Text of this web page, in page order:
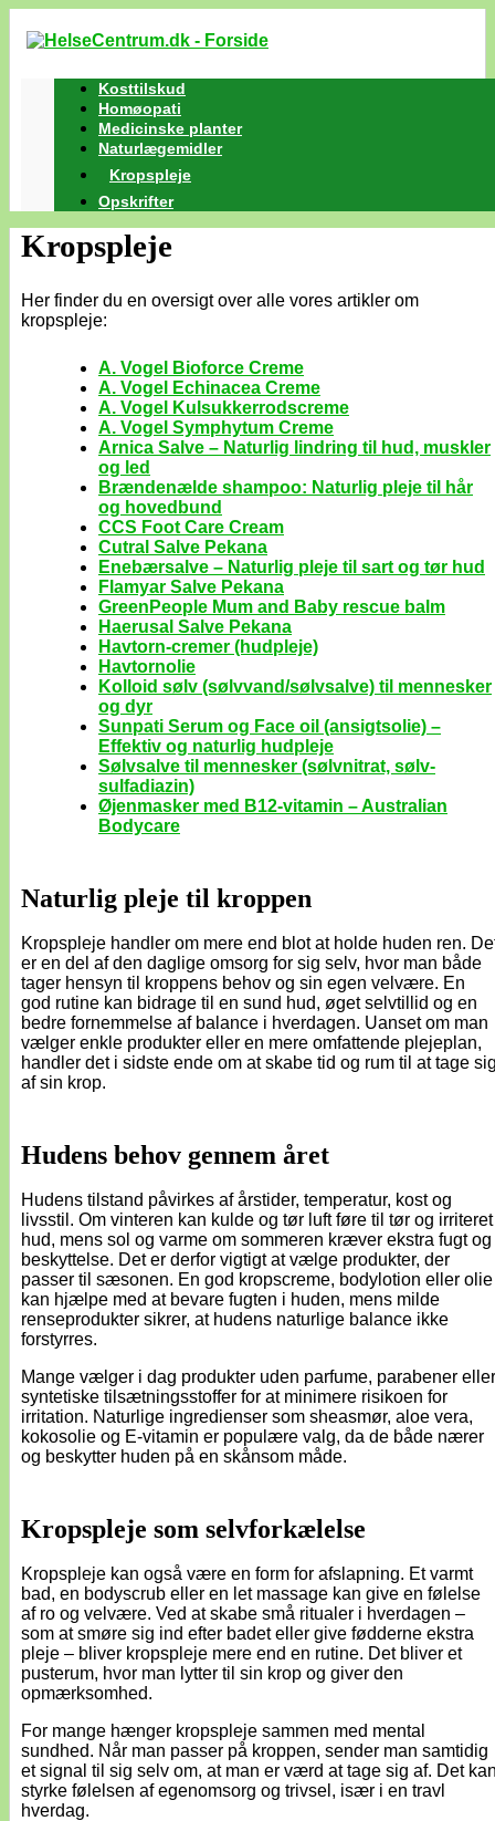
Kosttilskud
Homøopati
Medicinske planter
Naturlægemidler
Kropspleje
Opskrifter
Kropspleje
Her finder du en oversigt over alle vores artikler om
kropspleje:
A. Vogel Bioforce Creme
A. Vogel Echinacea Creme
A. Vogel Kulsukkerrodscreme
A. Vogel Symphytum Creme
Arnica Salve – Naturlig lindring til hud, muskler
og led
Brændenælde shampoo: Naturlig pleje til hår
og hovedbund
CCS Foot Care Cream
Cutral Salve Pekana
Enebærsalve – Naturlig pleje til sart og tør hud
Flamyar Salve Pekana
GreenPeople Mum and Baby rescue balm
Haerusal Salve Pekana
Havtorn-cremer (hudpleje)
Havtornolie
Kolloid sølv (sølvvand/sølvsalve) til mennesker
og dyr
Sunpati Serum og Face oil (ansigtsolie) –
Effektiv og naturlig hudpleje
Sølvsalve til mennesker (sølvnitrat, sølv-
sulfadiazin)
Øjenmasker med B12-vitamin – Australian
Bodycare
Naturlig pleje til kroppen
Kropspleje handler om mere end blot at holde huden ren.
er en del af den daglige omsorg for sig selv, hvor man både
tager hensyn til kroppens behov og sin egen velvære. En
god rutine kan bidrage til en sund hud, øget selvtillid og en
bedre fornemmelse af balance i hverdagen. Uanset om man
vælger enkle produkter eller en mere omfattende plejeplan,
handler det i sidste ende om at skabe tid og rum til at tage
af sin krop.
Hudens behov gennem året
Hudens tilstand påvirkes af årstider, temperatur, kost og
livsstil. Om vinteren kan kulde og tør luft føre til tør og irriteret
hud, mens sol og varme om sommeren kræver ekstra fugt og
beskyttelse. Det er derfor vigtigt at vælge produkter, der
passer til sæsonen. En god kropscreme, bodylotion eller olie
kan hjælpe med at bevare fugten i huden, mens milde
renseprodukter sikrer, at hudens naturlige balance ikke
forstyrres.
Mange vælger i dag produkter uden parfume, parabener eller
syntetiske tilsætningsstoffer for at minimere risikoen for
irritation. Naturlige ingredienser som sheasmør, aloe vera,
kokosolie og E-vitamin er populære valg, da de både nærer
og beskytter huden på en skånsom måde.
Kropspleje som selvforkælelse
Kropspleje kan også være en form for afslapning. Et varmt
bad, en bodyscrub eller en let massage kan give en følelse
af ro og velvære. Ved at skabe små ritualer i hverdagen –
som at smøre sig ind efter badet eller give fødderne ekstra
pleje – bliver kropspleje mere end en rutine. Det bliver et
pusterum, hvor man lytter til sin krop og giver den
opmærksomhed.
For mange hænger kropspleje sammen med mental
sundhed. Når man passer på kroppen, sender man samtidig
et signal til sig selv om, at man er værd at tage sig af. Det
styrke følelsen af egenomsorg og trivsel, især i en travl
hverdag.